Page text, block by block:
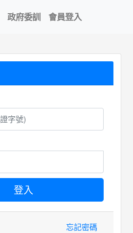
政府委訓 會員登入
忘記密碼